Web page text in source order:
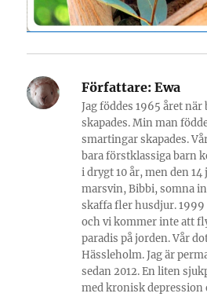
Författare: Ewa
Jag föddes 1965 året
skapades. Min man
smartingar skapades.
bara förstklassiga barn
i drygt 10 år, men den
marsvin, Bibbi, somna
skaffa fler husdjur.
och vi kommer inte att
paradis på jorden. Vår
Hässleholm. Jag är
sedan 2012. En liten
med kronisk depression